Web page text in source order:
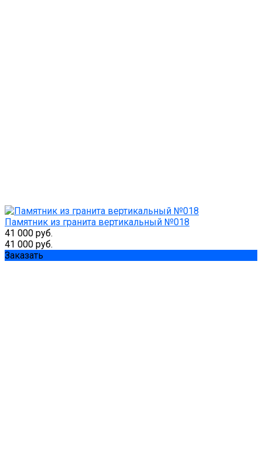
Памятник из гранита вертикальный №018
41 000 руб.
41 000 руб.
Заказать